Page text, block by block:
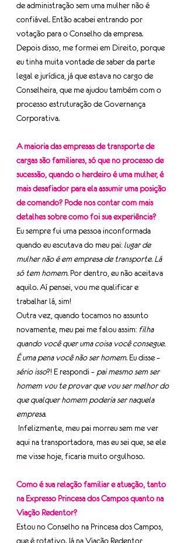
de administração sem uma mulher não é
confiável. Então acabei entrando por
votação para o Conselho da empresa.
Depois disso, me formei em Direito, porque
eu tinha muita vontade de saber da parte
legal e jurídica, já que estava no cargo de
Conselheira, que me ajudou também com o
processo estruturação de Governança
Corporativa.
A maioria das empresas de transporte de
cargas são familiares, só que no processo de
sucessão, quando o herdeiro é uma mulher, é
mais desafiador para ela assumir uma posição
de comando? Pode nos contar com mais
detalhes sobre como foi sua experiência?
Eu sempre fui uma pessoa inconformada
quando eu escutava do meu pai: lugar de
mulher não é em empresa de transporte. Lá
só tem homem. Por dentro, eu não aceitava
aquilo. Aí pensei, vou me qualificar e
trabalhar lá, sim!
Outra vez, quando tocamos no assunto
novamente, meu pai me falou assim: filha
quando você quer uma coisa você consegue.
É uma pena você não ser homem. Eu disse –
sério isso?! E respondi – pai mesmo sem ser
homem vou te provar que vou ser melhor do
que qualquer homem poderia ser naquela
empresa.
aqui na transportadora, mas eu sei que, se ele
me visse hoje, ficaria muito orgulhoso.
Como é sua relação familiar e atuação, tanto
na Expresso Princesa dos Campos quanto na
Viação Redentor?
Estou no Conselho na Princesa dos Campos,
que é rotativo. Já na Viação Redentor,